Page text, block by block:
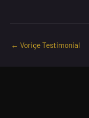
← Vorige Testimonial